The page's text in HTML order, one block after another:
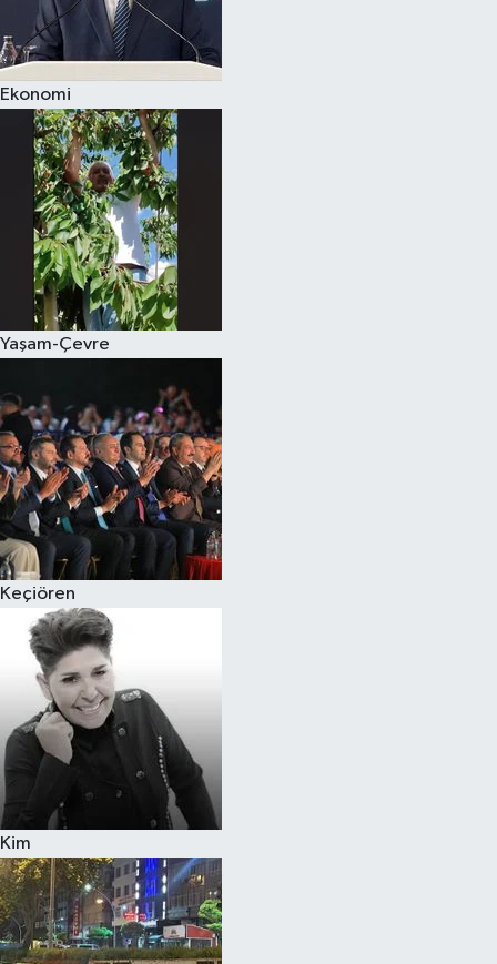
Ekonomi
Yaşam-Çevre
Keçiören
Kim
Spor
Burç Yorumları
Çocuk
Eğitim
Hava Durumu
Kadın
Kültür Sanat
Sağlık
Siyaset
Teknoloji
Televizyon
Yaşam-Çevre